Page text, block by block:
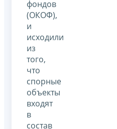
фондов
(ОКОФ),
и
исходили
из
того,
что
спорные
объекты
входят
в
состав